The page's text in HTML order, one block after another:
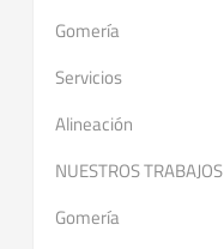
Gomería
Servicios
Alineación
NUESTROS TRABAJOS
Gomería